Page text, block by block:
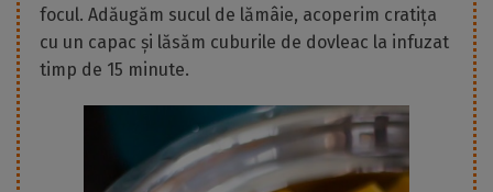
focul. Adăugăm sucul de lămâie, acoperim cratița
cu un capac și lăsăm cuburile de dovleac la infuzat
timp de 15 minute.